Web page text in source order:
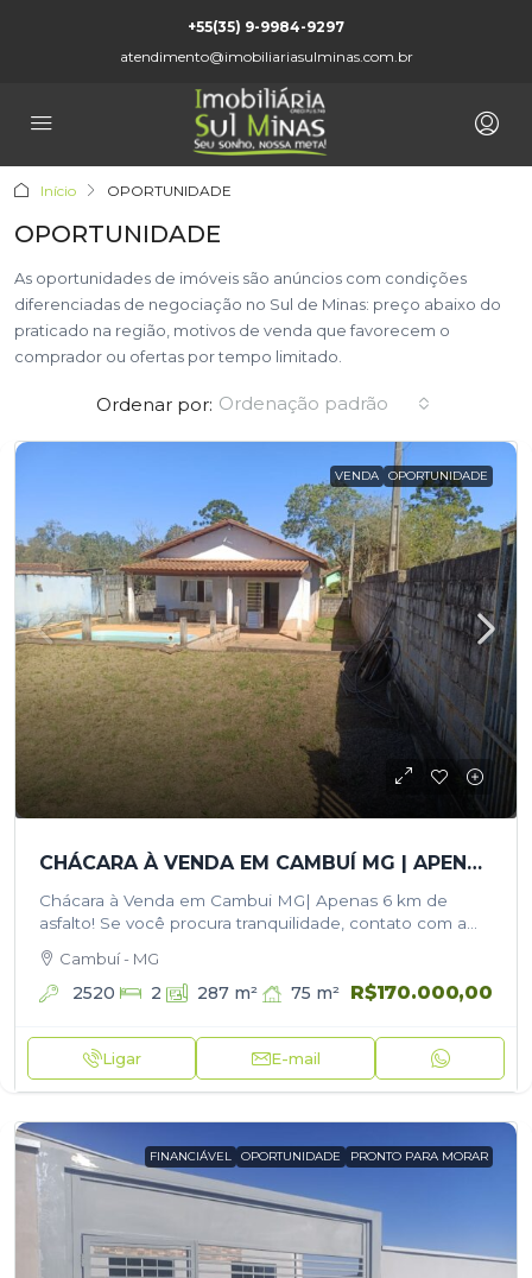
+55(35) 9-9984-9297
atendimento@imobiliariasulminas.com.br
Início OPORTUNIDADE
OPORTUNIDADE
As oportunidades de imóveis são anúncios com condições
diferenciadas de negociação no Sul de Minas: preço abaixo do
praticado na região, motivos de venda que favorecem o
comprador ou ofertas por tempo limitado.
Ordenar por: Ordenação padrão
VENDA OPORTUNIDADE
CHÁCARA À VENDA EM CAMBUÍ MG | APENAS 6 KM DE ASFALTO!
Chácara à Venda em Cambui MG| Apenas 6 km de
asfalto! Se você procura tranquilidade, contato com a
Cambuí - MG
2520 2 287 m² 75 m² R$170.000,00
Ligar E-mail
FINANCIÁVEL OPORTUNIDADE PRONTO PARA MORAR